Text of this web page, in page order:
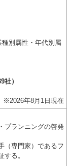
種別属性・年代別属
）
※2026年8月1日現在
プランニングの啓発
（専門家）であるフ
る。